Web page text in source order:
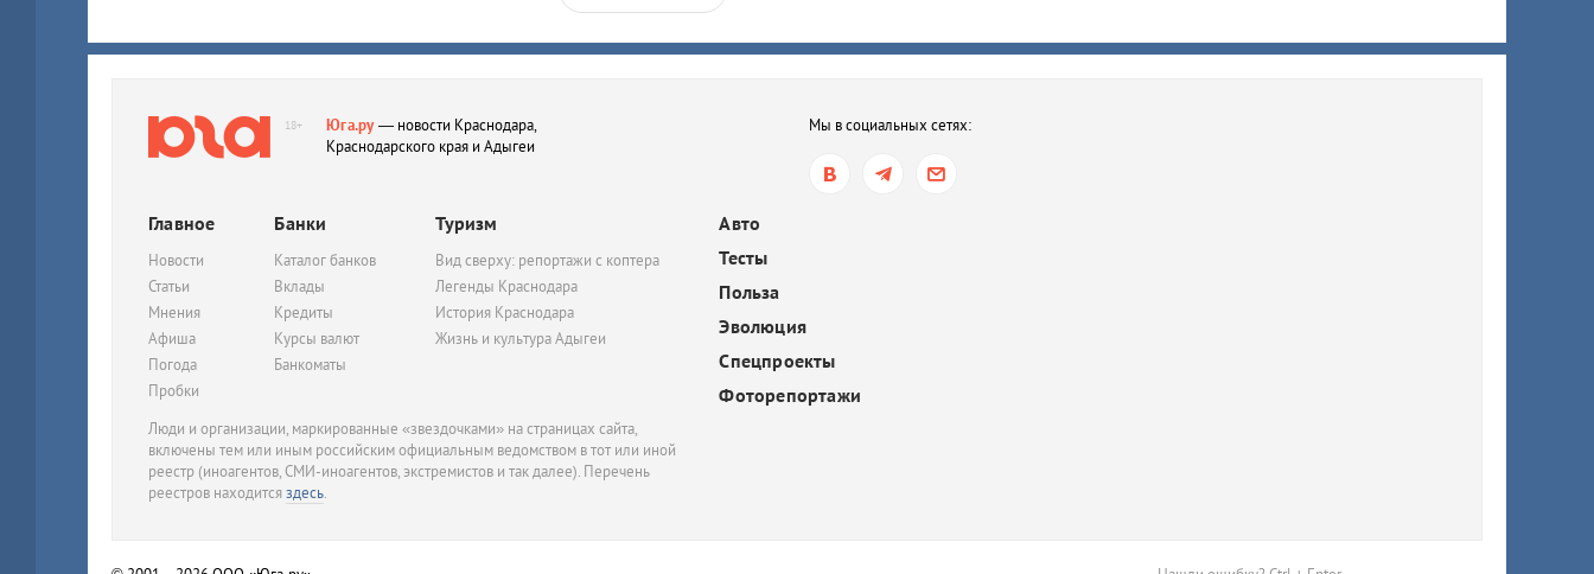
18+ Юга.ру— новости Краснодара,
Краснодарского края и Адыгеи
Мы в социальных сетях:
Главное
Новости
Статьи
Мнения
Афиша
Погода
Пробки
Банки
Каталог банков
Вклады
Кредиты
Курсы валют
Банкоматы
Туризм
Вид сверху: репортажи с коптера
Легенды Краснодара
История Краснодара
Жизнь и культура Адыгеи
Авто
Тесты
Польза
Эволюция
Спецпроекты
Фоторепортажи
Люди и организации, маркированные «звездочками» на страницах сайта,
включены тем или иным российским официальным ведомством в тот или иной
реестр (иноагентов, СМИ-иноагентов, экстремистов и так далее). Перечень
реестров находитсяздесь.